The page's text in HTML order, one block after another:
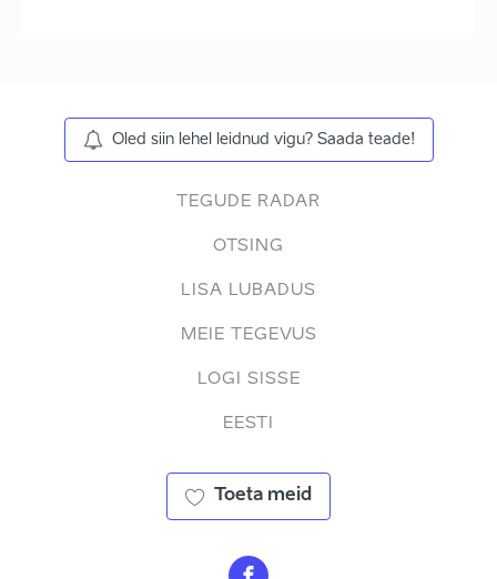
Oled siin lehel leidnud vigu? Saada teade!
TEGUDE RADAR
OTSING
LISA LUBADUS
MEIE TEGEVUS
LOGI SISSE
EESTI
Toeta meid